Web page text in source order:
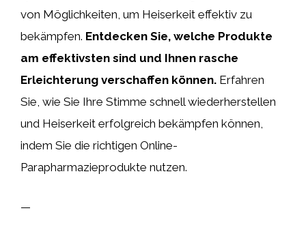
von Möglichkeiten, um Heiserkeit effektiv zu
bekämpfen. Entdecken Sie, welche Produkte
am effektivsten sind und Ihnen rasche
Erleichterung verschaffen können. Erfahren
Sie, wie Sie Ihre Stimme schnell wiederherstellen
und Heiserkeit erfolgreich bekämpfen können,
indem Sie die richtigen Online-
Parapharmazieprodukte nutzen.
—